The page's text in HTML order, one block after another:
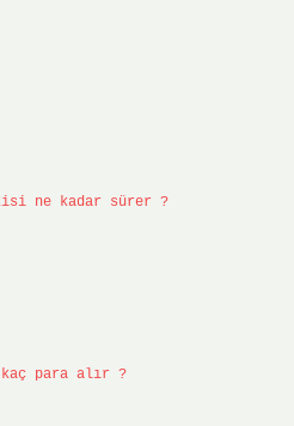
ne kadar sürer ?
kaç para alır ?